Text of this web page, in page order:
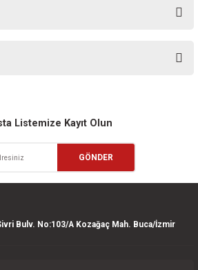
öneri formunu kullanarak tarafımıza
veya görüntülenemiyor.
bilgiler bulunuyor.
daha pahalı.
Deneyimini Paylaş
Listemize Kayıt Olun
GÖNDER
Bulv. No:103/A Kozağaç Mah. Buca/İzmir